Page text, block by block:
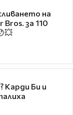
на
за 110
Карди Би и